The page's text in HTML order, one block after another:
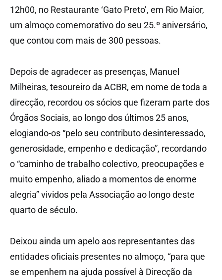
12h00, no Restaurante ‘Gato Preto’, em Rio Maior,
um almoço comemorativo do seu 25.º aniversário,
que contou com mais de 300 pessoas.
Depois de agradecer as presenças, Manuel
Milheiras, tesoureiro da ACBR, em nome de toda a
direcção, recordou os sócios que fizeram parte dos
Órgãos Sociais, ao longo dos últimos 25 anos,
elogiando-os “pelo seu contributo desinteressado,
generosidade, empenho e dedicação”, recordando
o “caminho de trabalho colectivo, preocupações e
muito empenho, aliado a momentos de enorme
alegria” vividos pela Associação ao longo deste
quarto de século.
Deixou ainda um apelo aos representantes das
entidades oficiais presentes no almoço, “para que
se empenhem na ajuda possível à Direcção da